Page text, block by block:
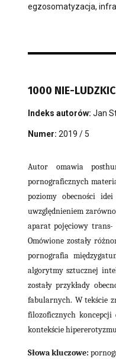
egzosomatyzacja,
1000 NIE-
Indeks autorów: Jan
Numer: 2019 / 5
Autor omawia
pornograficznych
poziomy obecności
uwzględnieniem
aparat pojęciowy trans-
Omówione zostały
pornografia
algorytmy sztucznej
zostały przykłady
fabularnych. W tekście
filozoficznych
kontekście
Słowa kluczowe: